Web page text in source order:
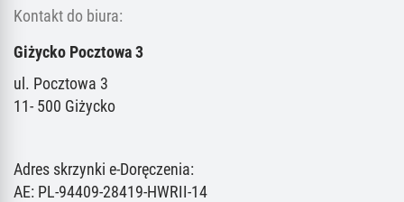
Kontakt do biura:
Giżycko Pocztowa 3
ul. Pocztowa 3
11- 500 Giżycko
Adres skrzynki e-Doręczenia:
AE: PL-94409-28419-HWRII-14